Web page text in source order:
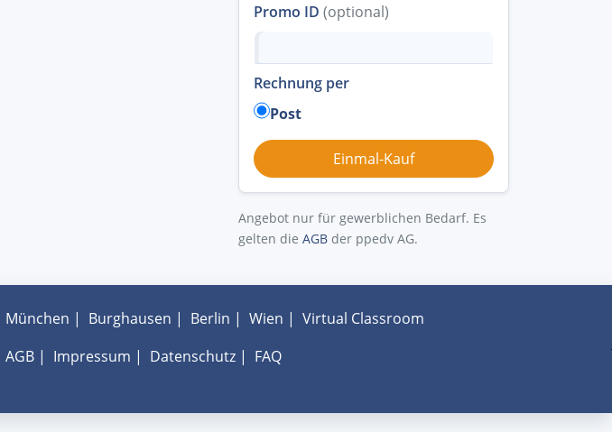
Promo ID (optional)
Rechnung per
Post
Angebot nur für gewerblichen Bedarf. Es
gelten die AGB der ppedv AG.
München | Burghausen | Berlin | Wien | Virtual Classroom
AGB| Impressum | Datenschutz| FAQ